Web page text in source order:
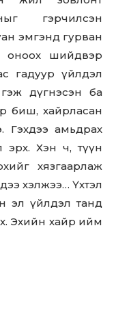
гэрчилсэн
эмгэнд гурван
оноох шийдвэр
гадуур үйлдэл
гэж дүгнэсэн ба
биш, хайрласан
Гэхдээ амьдрах
эрх. Хэн ч, түүн
хязгаарлаж
хэлжээ… Үхтэл
эл үйлдэл танд
Эхийн хайр ийм